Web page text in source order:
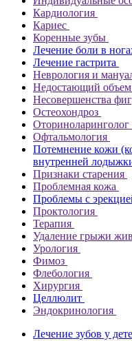
Кардиология
Кариес
Коренные зубы
Лечение боли в
Лечение гастрита
Неврология и
Недостающий объем
Несовершенства
Остеохондроз
Офтальмология
Потемнение кожи
внутренней
Признаки старения
Проблемная кожа
Проблемы с
Проктология
Терапия
Удаление грыжи
Урология
Фимоз
Флебология
Хирургия
Целлюлит
Эндокринология
Лечение зубов у